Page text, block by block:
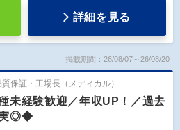
詳細を見る
掲載期間：26/08/07～26/08/20
保証・工場長（メディカル）
未経験歓迎／年収UP！／過去
実◎◆